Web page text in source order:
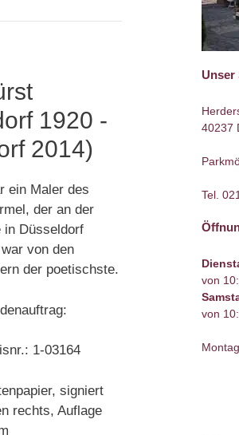
1920 -
2014)
ein Maler des
der an der
in Düsseldorf
von den
der poetischste.
1-03164
signiert
rechts, Auflage
Unser
40237
Tel.
von
von